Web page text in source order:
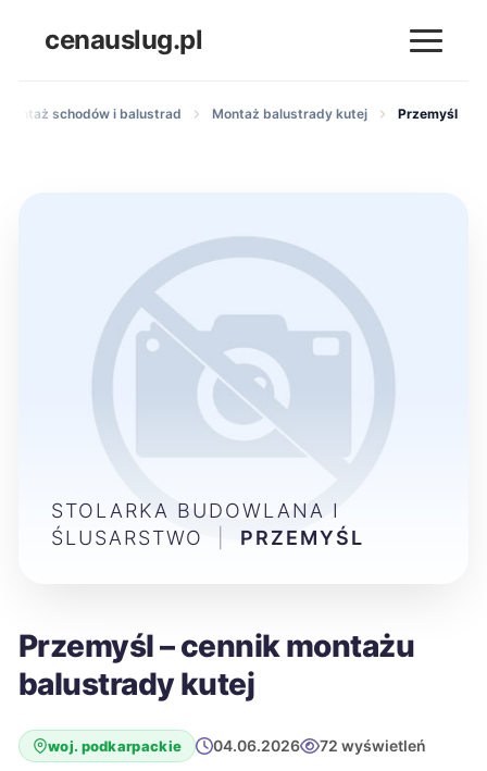
cenauslug.pl
schodów i balustrad Montaż balustrady kutej Przemyśl
Przemyśl – cennik montażu
balustrady kutej
woj. podkarpackie 04.06.2026 72 wyświetleń
STOLARKA BUDOWLANA I
ŚLUSARSTWO
PRZEMYŚL